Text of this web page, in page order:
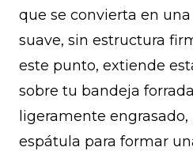
que se convierta en
suave, sin estructura
este punto, extiende
sobre tu bandeja
ligeramente
espátula para formar